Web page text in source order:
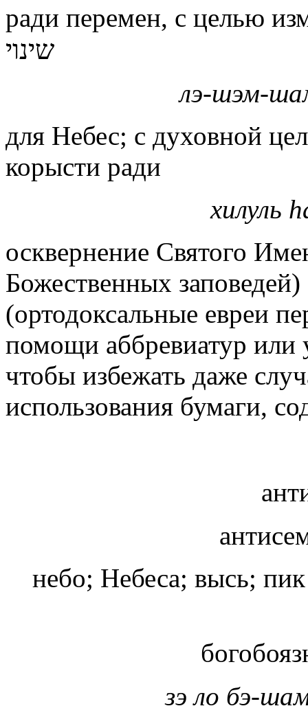
ради перемен, с целью
שינוי
лэ-шэм-
для Небес; с духовной
корысти ради
хилуль
осквернение Святого
Божественных заповедей)
(ортодоксальные евреи
помощи аббревиатур или
чтобы избежать даже
использования бумаги,
небо; Небеса; высь;
зэ ло бэ-